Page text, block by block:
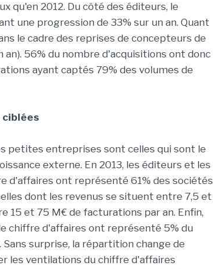
qu'en 2012. Du côté des éditeurs, le
une progression de 33% sur un an. Quant
le cadre des reprises de concepteurs de
an). 56% du nombre d'acquisitions ont donc
ayant captés 79% des volumes de
petites entreprises sont celles qui sont le
externe. En 2013, les éditeurs et les
d'affaires ont représenté 61% des sociétés
dont les revenus se situent entre 7,5 et
15 et 75 M€ de facturations par an. Enfin,
chiffre d'affaires ont représenté 5% du
surprise, la répartition change de
les ventilations du chiffre d'affaires